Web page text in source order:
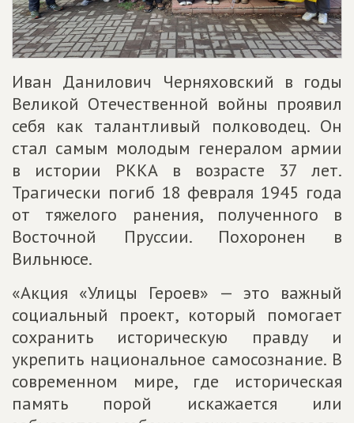
Иван Данилович Черняховский в годы
Великой Отечественной войны проявил
себя как талантливый полководец. Он
стал самым молодым генералом армии
в истории РККА в возрасте 37 лет.
Трагически погиб 18 февраля 1945 года
от тяжелого ранения, полученного в
Восточной Пруссии. Похоронен в
Вильнюсе.
«Акция «Улицы Героев» — это важный
социальный проект, который помогает
сохранить историческую правду и
укрепить национальное самосознание. В
современном мире, где историческая
память порой искажается или